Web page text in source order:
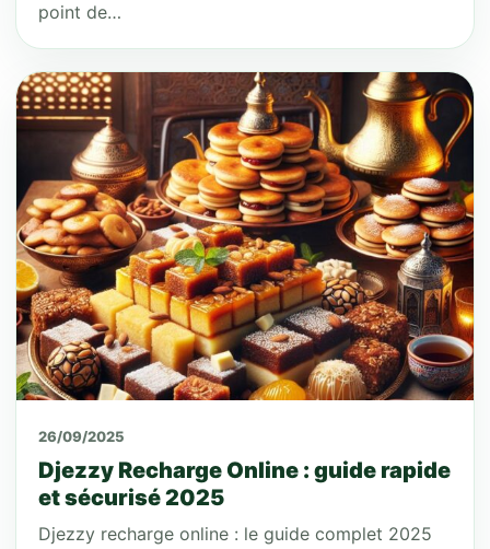
point de…
26/09/2025
Djezzy Recharge Online : guide rapide
et sécurisé 2025
Djezzy recharge online : le guide complet 2025